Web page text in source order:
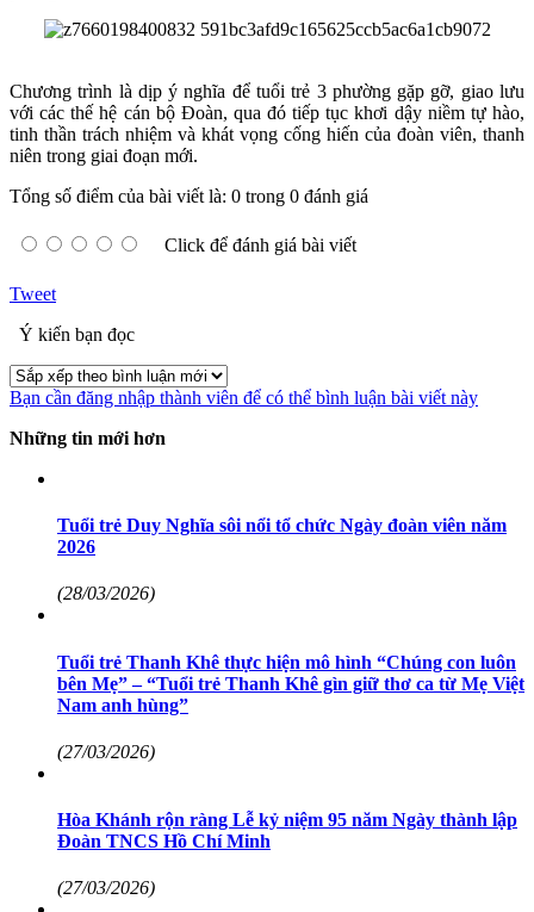
Chương trình là dịp ý nghĩa để tuổi trẻ 3 phường gặp gỡ, giao lưu
với các thế hệ cán bộ Đoàn, qua đó tiếp tục khơi dậy niềm tự hào,
tinh thần trách nhiệm và khát vọng cống hiến của đoàn viên, thanh
niên trong giai đoạn mới.
Tổng số điểm của bài viết là: 0 trong 0 đánh giá
Click để đánh giá bài viết
Tweet
Ý kiến bạn đọc
Bạn cần đăng nhập thành viên để có thể bình luận bài viết này
Những tin mới hơn
Tuổi trẻ Duy Nghĩa sôi nổi tổ chức Ngày đoàn viên năm
2026
(28/03/2026)
Tuổi trẻ Thanh Khê thực hiện mô hình “Chúng con luôn
bên Mẹ” – “Tuổi trẻ Thanh Khê gìn giữ thơ ca từ Mẹ Việt
Nam anh hùng”
(27/03/2026)
Hòa Khánh rộn ràng Lễ kỷ niệm 95 năm Ngày thành lập
Đoàn TNCS Hồ Chí Minh
(27/03/2026)